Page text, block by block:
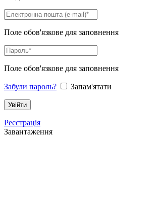
Поле обов'язкове для заповнення
Поле обов'язкове для заповнення
Забули пароль? Запам'ятати
Реєстрація
Завантаження